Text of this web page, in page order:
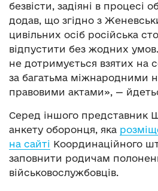
безвісти, задіяні в процесі
додав, що згідно з
цивільних осіб російська
відпустити без жодних
не дотримується взятих на
за багатьма міжнародними
правовими актами», —
Серед іншого представник
анкету оборонця, яка
на сайті Координаційного
заповнити родичам
військовослужбовців.